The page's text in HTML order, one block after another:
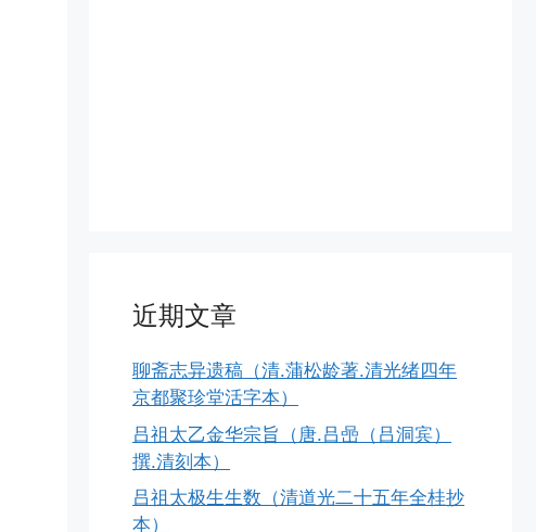
近期文章
聊斋志异遗稿（清.蒲松龄著.清光绪四年
京都聚珍堂活字本）
吕祖太乙金华宗旨（唐.吕喦（吕洞宾）
撰.清刻本）
吕祖太极生生数（清道光二十五年全桂抄
本）